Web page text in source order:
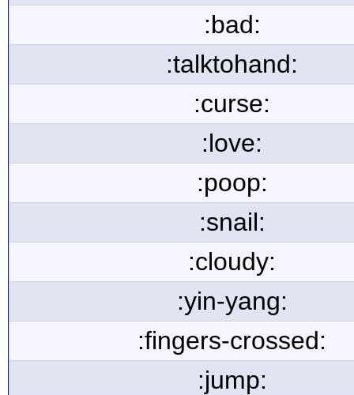
:bad:
:talktohand:
:curse:
:love:
:poop:
:snail:
:cloudy:
:yin-yang:
:fingers-crossed:
:jump: